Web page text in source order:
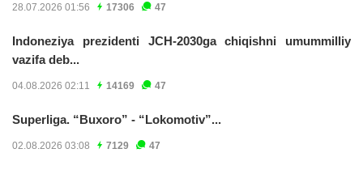
28.07.2026 01:56 17306 47
Indoneziya prezidenti JCH-2030ga chiqishni umummilliy
vazifa deb...
04.08.2026 02:11 14169 47
Superliga. “Buxoro” - “Lokomotiv”...
02.08.2026 03:08 7129 47